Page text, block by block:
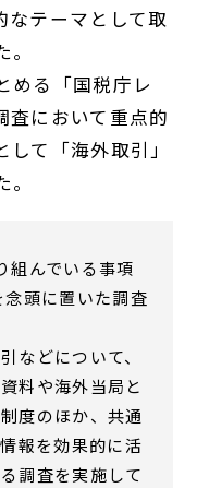
なテーマとして取
める「国税庁レ
査において重点的
て「海外取引」
組んでいる事項
頭に置いた調査
などについて、
料や海外当局と
度のほか、共通
報を効果的に活
調査を実施して